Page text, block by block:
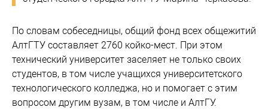
По словам собеседницы, общий фонд всех общежитий
АлтГТУ составляет 2760 койко-мест. При этом
технический университет заселяет не только своих
студентов, в том числе учащихся университетского
технологического колледжа, но и помогает с этим
вопросом другим вузам, в том числе и АлтГУ.